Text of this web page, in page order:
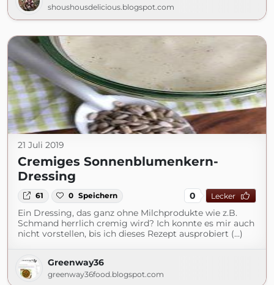
shoushousdelicious.blogspot.com
21 Juli 2019
Cremiges Sonnenblumenkern-
Dressing
61 0 Speichern 0 Lecker
Ein Dressing, das ganz ohne Milchprodukte wie z.B.
Schmand herrlich cremig wird? Ich konnte es mir auch
nicht vorstellen, bis ich dieses Rezept ausprobiert (...)
Greenway36
greenway36food.blogspot.com